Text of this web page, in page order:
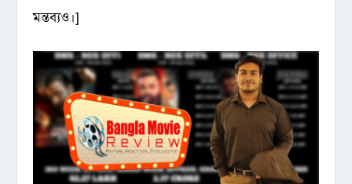
মন্তব্যও।]